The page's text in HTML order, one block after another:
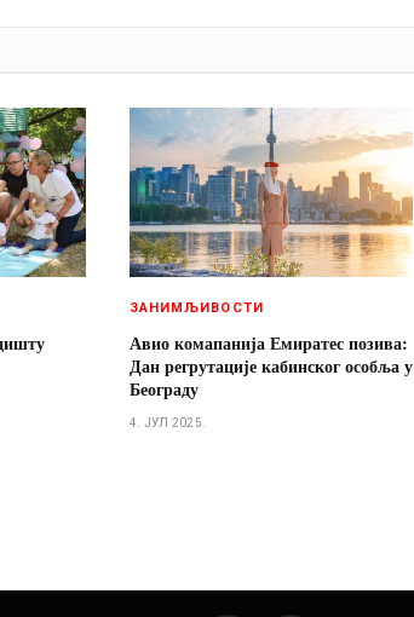
ЗАНИМЉИВОСТИ
Авио комапанија Емиратес позива:
Дан регрутације кабинског особља у
Београду
4. ЈУЛ 2025.